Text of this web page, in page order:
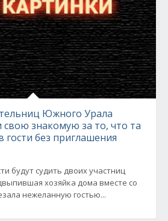
Южного Урала
свою знакомую за то, что та
гости без приглашения
будут судить двоих участниц
хозяйка дома вместе со
нежеланную гостью...